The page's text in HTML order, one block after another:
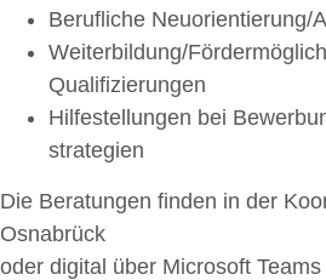
Berufliche Neuorientierung/
Weiterbildung/
Qualifizierungen
Hilfestellungen bei
strategien
Die Beratungen finden in der
Osnabrück
oder digital über Microsoft